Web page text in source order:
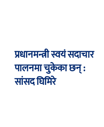
प्रधानमन्त्री स्वयं सदाचार
पालनमा चुकेका छन् :
सांसद घिमिरे